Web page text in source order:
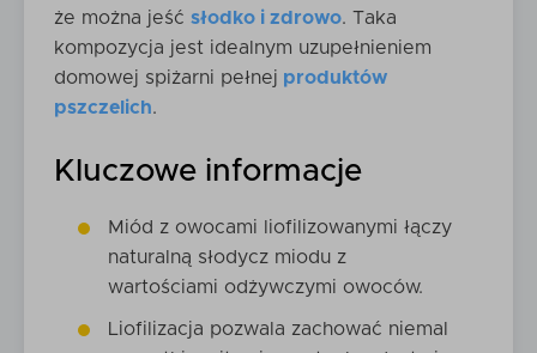
że można jeść słodko i zdrowo. Taka
kompozycja jest idealnym uzupełnieniem
domowej spiżarni pełnej produktów
pszczelich.
Kluczowe informacje
Miód z owocami liofilizowanymi łączy
naturalną słodycz miodu z
wartościami odżywczymi owoców.
Liofilizacja pozwala zachować niemal